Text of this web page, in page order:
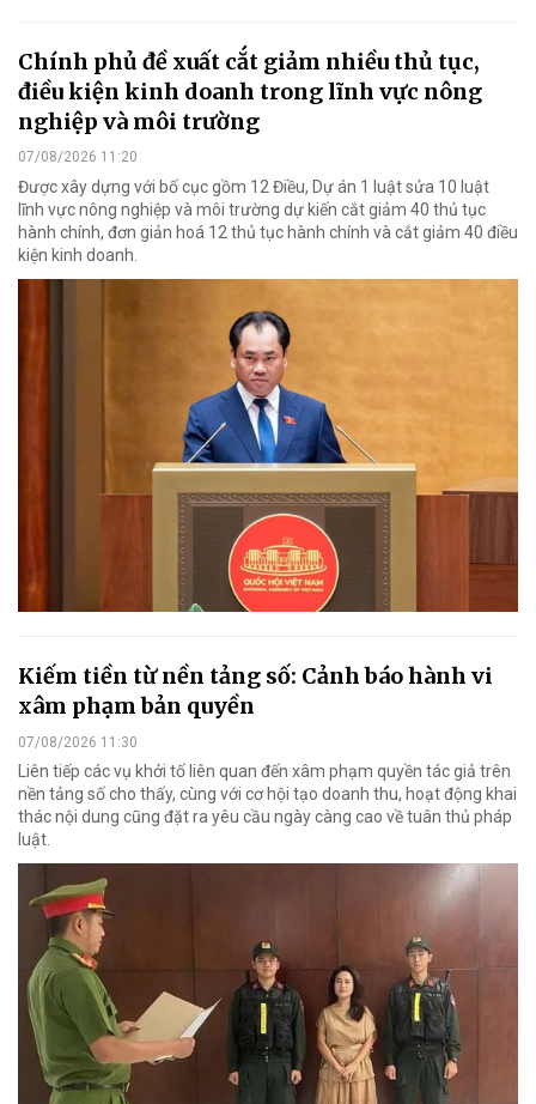
Chính phủ đề xuất cắt giảm nhiều thủ tục,
điều kiện kinh doanh trong lĩnh vực nông
nghiệp và môi trường
07/08/2026 11:20
Được xây dựng với bố cục gồm 12 Điều, Dự án 1 luật sửa 10 luật
lĩnh vực nông nghiệp và môi trường dự kiến cắt giảm 40 thủ tục
hành chính, đơn giản hoá 12 thủ tục hành chính và cắt giảm 40 điều
kiện kinh doanh.
Kiếm tiền từ nền tảng số: Cảnh báo hành vi
xâm phạm bản quyền
07/08/2026 11:30
Liên tiếp các vụ khởi tố liên quan đến xâm phạm quyền tác giả trên
nền tảng số cho thấy, cùng với cơ hội tạo doanh thu, hoạt động khai
thác nội dung cũng đặt ra yêu cầu ngày càng cao về tuân thủ pháp
luật.